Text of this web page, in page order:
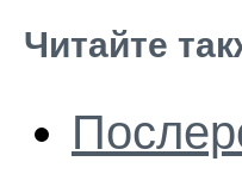
Читайте